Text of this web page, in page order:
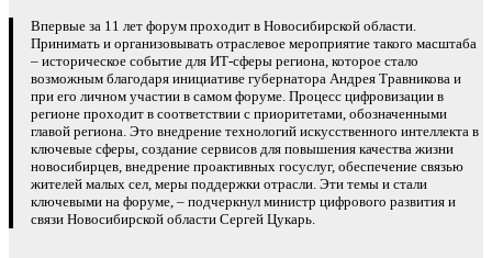
Впервые за 11 лет форум проходит в Новосибирской области.
Принимать и организовывать отраслевое мероприятие такого масштаба
– историческое событие для ИТ-сферы региона, которое стало
возможным благодаря инициативе губернатора Андрея Травникова и
при его личном участии в самом форуме. Процесс цифровизации в
регионе проходит в соответствии с приоритетами, обозначенными
главой региона. Это внедрение технологий искусственного интеллекта в
ключевые сферы, создание сервисов для повышения качества жизни
новосибирцев, внедрение проактивных госуслуг, обеспечение связью
жителей малых сел, меры поддержки отрасли. Эти темы и стали
ключевыми на форуме, – подчеркнул министр цифрового развития и
связи Новосибирской области Сергей Цукарь.